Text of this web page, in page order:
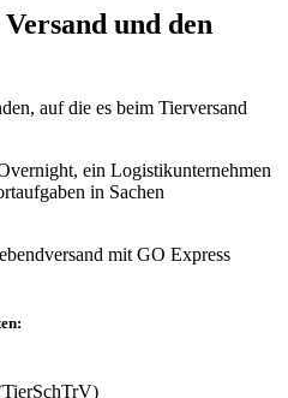
und den
auf die es beim Tierversand
ein Logistikunternehmen
in Sachen